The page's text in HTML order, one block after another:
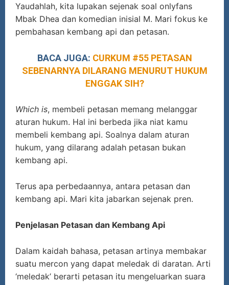
Yaudahlah, kita lupakan sejenak soal onlyfans
Mbak Dhea dan komedian inisial M. Mari fokus ke
pembahasan kembang api dan petasan.
BACA JUGA: CURKUM #55 PETASAN
SEBENARNYA DILARANG MENURUT HUKUM
ENGGAK SIH?
Which is, membeli petasan memang melanggar
aturan hukum. Hal ini berbeda jika niat kamu
membeli kembang api. Soalnya dalam aturan
hukum, yang dilarang adalah petasan bukan
kembang api.
Terus apa perbedaannya, antara petasan dan
kembang api. Mari kita jabarkan sejenak pren.
Penjelasan Petasan dan Kembang Api
Dalam kaidah bahasa, petasan artinya membakar
suatu mercon yang dapat meledak di daratan. Arti
‘meledak’ berarti petasan itu mengeluarkan suara